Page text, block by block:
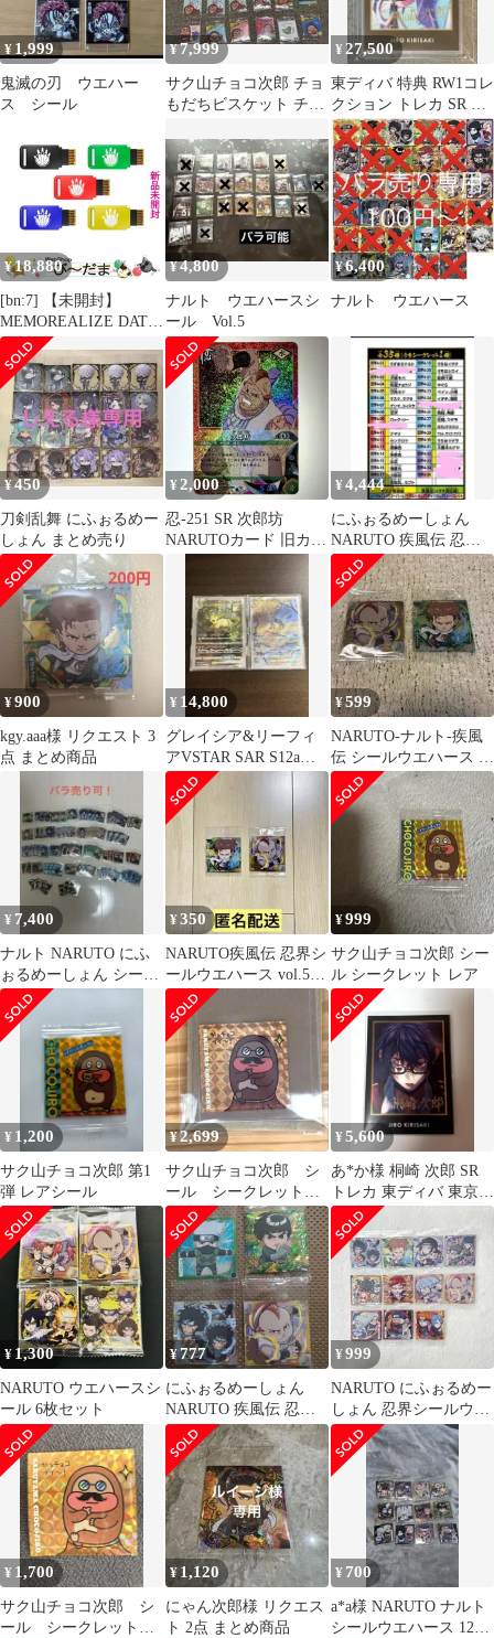
¥ 1,999
鬼滅の刃 ウエハー
ス シール
¥7,999
サク山チョコ次郎 チョ
もだちビスケット チョ
レット レア
¥27,500
東ディバ 特典 RW1コレ
クション トレカ SR 桐
崎 次郎 (おまけ付き)
¥18,880
[bn:7] 【未開封】
MEMOREALIZE DATA
CARD ゴジュウジャー
セット ナンバーワン戦
隊ゴジュウジャー◆新
品Ss
¥4,800
ナルト ウエハースシ
ール Vol.5
¥6,400
ナルト ウエハース
¥450
刀剣乱舞 にふぉるめー
しょん まとめ売り
¥2,000
忍-251 SR 次郎坊
NARUTOカード 旧カー
¥4,444
にふぉるめーしょん
NARUTO 疾風伝 忍界
シールウエハース vol.5
¥900
kgy.aaa様 リクエスト 3
点 まとめ商品
¥ 14,800
グレイシア&リーフィ
アVSTAR SAR S12a
VSTARユニバース
¥599
NARUTO-ナルト-疾風
伝 シールウエハース 5
次郎坊 秋道チョウジ
¥ 7,400
ナルト NARUTO にふ
ぉるめーしょん シール
ウエハース 疾風伝
vol.5
¥350
NARUTO疾風伝 忍界シ
ールウエハース vol.5
チョウジ,次郎坊2枚セ
ット
¥999
サク山チョコ次郎 シー
ル シークレット レア
¥ 1,200
サク山チョコ次郎 第1
弾 レアシール
¥2,699
サク山チョコ次郎 シ
ール シークレット
レア チョもだちビス
ケット 2弾
¥5,600
あ*か様 桐崎 次郎 SR
トレカ 東ディバ 東京デ
ィバンカー
¥ 1,300
NARUTO ウエハースシ
ール 6枚セット
¥777
にふぉるめーしょん
NARUTO 疾風伝 忍界
シールウエハース vol.5
¥999
NARUTO にふぉるめー
しょん 忍界シールウエ
ハース 11枚
¥ 1,700
サク山チョコ次郎 シ
ール シークレット
¥ 1,120
にゃん次郎様 リクエス
ト 2点 まとめ商品
¥ 700
a*a様 NARUTO ナルト
シールウエハース 12枚